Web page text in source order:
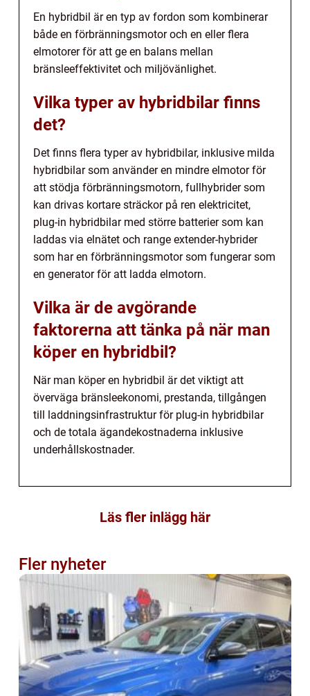
En hybridbil är en typ av fordon som kombinerar
både en förbränningsmotor och en eller flera
elmotorer för att ge en balans mellan
bränsleeffektivitet och miljövänlighet.
Vilka typer av hybridbilar finns
det?
Det finns flera typer av hybridbilar, inklusive milda
hybridbilar som använder en mindre elmotor för
att stödja förbränningsmotorn, fullhybrider som
kan drivas kortare sträckor på ren elektricitet,
plug-in hybridbilar med större batterier som kan
laddas via elnätet och range extender-hybrider
som har en förbränningsmotor som fungerar som
en generator för att ladda elmotorn.
Vilka är de avgörande
faktorerna att tänka på när man
köper en hybridbil?
När man köper en hybridbil är det viktigt att
överväga bränsleekonomi, prestanda, tillgången
till laddningsinfrastruktur för plug-in hybridbilar
och de totala ägandekostnaderna inklusive
underhållskostnader.
Läs fler inlägg här
Fler nyheter